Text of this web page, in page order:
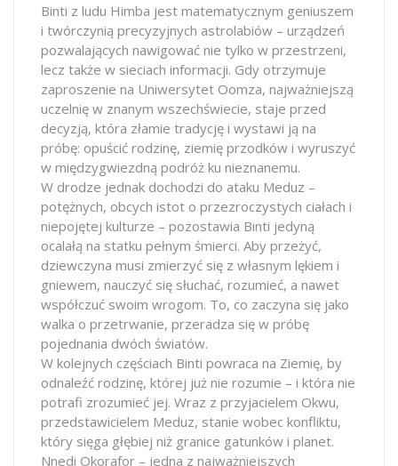
Binti z ludu Himba jest matematycznym geniuszem
i twórczynią precyzyjnych astrolabiów – urządzeń
pozwalających nawigować nie tylko w przestrzeni,
lecz także w sieciach informacji. Gdy otrzymuje
zaproszenie na Uniwersytet Oomza, najważniejszą
uczelnię w znanym wszechświecie, staje przed
decyzją, która złamie tradycję i wystawi ją na
próbę: opuścić rodzinę, ziemię przodków i wyruszyć
w międzygwiezdną podróż ku nieznanemu.
W drodze jednak dochodzi do ataku Meduz –
potężnych, obcych istot o przezroczystych ciałach i
niepojętej kulturze – pozostawia Binti jedyną
ocalałą na statku pełnym śmierci. Aby przeżyć,
dziewczyna musi zmierzyć się z własnym lękiem i
gniewem, nauczyć się słuchać, rozumieć, a nawet
współczuć swoim wrogom. To, co zaczyna się jako
walka o przetrwanie, przeradza się w próbę
pojednania dwóch światów.
W kolejnych częściach Binti powraca na Ziemię, by
odnaleźć rodzinę, której już nie rozumie – i która nie
potrafi zrozumieć jej. Wraz z przyjacielem Okwu,
przedstawicielem Meduz, stanie wobec konfliktu,
który sięga głębiej niż granice gatunków i planet.
Nnedi Okorafor – jedna z najważniejszych